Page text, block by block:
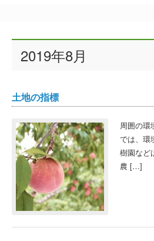
2019年8月
土地の指標
周囲の環
では、環
樹園など
農 […]